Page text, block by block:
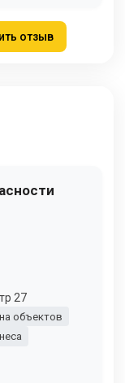
отзыв
27
объектов